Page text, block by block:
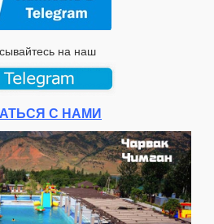
на наш
С НАМИ